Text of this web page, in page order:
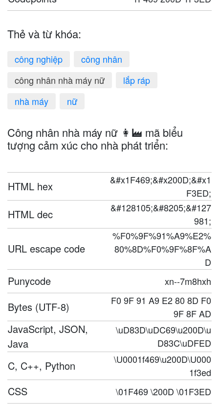
Thẻ và từ khóa:
công nghiệp
công nhân
công nhân nhà máy nữ
lắp ráp
nhà máy
nữ
Công nhân nhà máy nữ 👩‍🏭 mã biểu
tượng cảm xúc cho nhà phát triển:
HTML hex
&#x1F469;&#x200D;&#x1
F3ED;
HTML dec
&#128105;&#8205;&#127
981;
URL escape code
%F0%9F%91%A9%E2%
80%8D%F0%9F%8F%A
D
Punycode xn--7m8hxh
Bytes (UTF-8)
F0 9F 91 A9 E2 80 8D F0
9F 8F AD
JavaScript, JSON,
Java
\uD83D\uDC69\u200D\u
D83C\uDFED
C, C++, Python
\U0001f469\u200D\U000
1f3ed
CSS
\01F469 \200D \01F3ED